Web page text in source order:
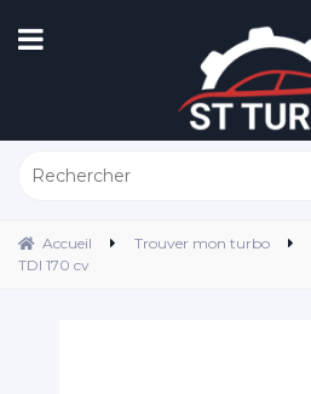
Accueil Trouver mon turbo
TDI 170 cv